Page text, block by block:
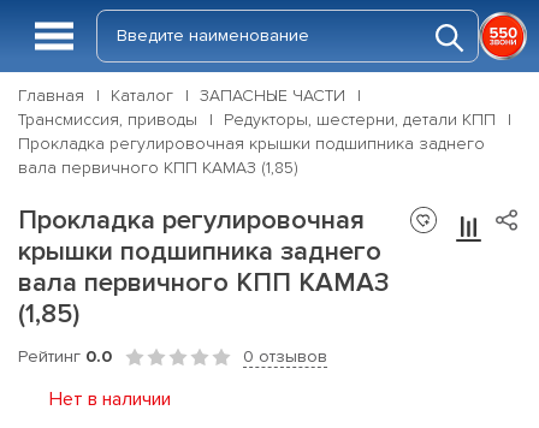
Главная Каталог
ЗАПАСНЫЕ ЧАСТИ
Трансмиссия, приводы
Редукторы, шестерни, детали КПП
Прокладка регулировочная крышки подшипника заднего
вала первичного КПП КАМАЗ (1,85)
Прокладка регулировочная
крышки подшипника заднего
вала первичного КПП КАМАЗ
(1,85)
Рейтинг 0.0 0 отзывов
Нет в наличии